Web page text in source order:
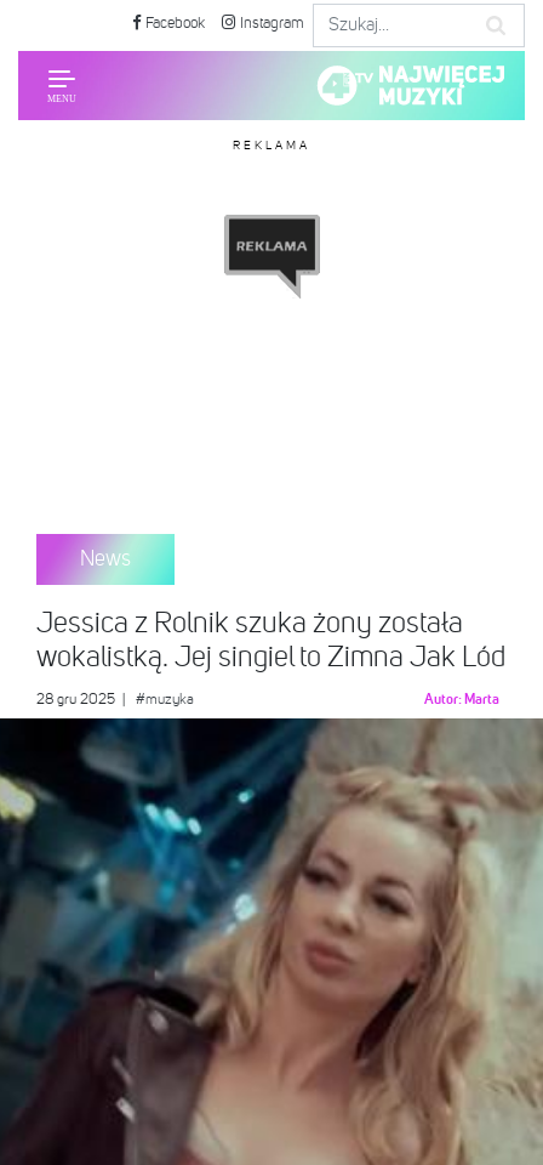
Facebook Instagram
REKLAMA
News
Jessica z Rolnik szuka żony została
wokalistką. Jej singiel to Zimna Jak Lód
28 gru 2025 #muzyka Autor: Marta